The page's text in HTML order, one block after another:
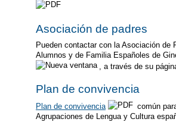
Asociación de padres
Pueden contactar con la Asociación de
Alumnos y de Familia Españoles de
, a través de su
Plan de convivencia
Plan de convivencia
común
Agrupaciones de Lengua y Cultura